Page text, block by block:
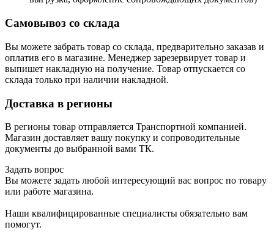
Самовывоз со склада
Вы можете забрать товар со склада, предварительно заказав и
оплатив его в магазине. Менеджер зарезервирует товар и
выпишет накладную на получение. Товар отпускается со
склада только при наличии накладной.
Доставка в регионы
В регионы товар отправляется Транспортной компанией.
Магазин доставляет вашу покупку и сопроводительные
документы до выбранной вами ТК.
Задать вопрос
Вы можете задать любой интересующий вас вопрос по товару
или работе магазина.
Наши квалифицированные специалисты обязательно вам
помогут.